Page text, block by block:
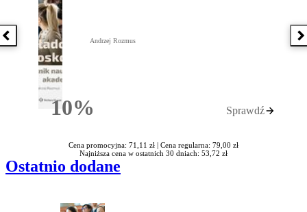
Poprzednia książka
10%Rabatu
Andrzej Rozmus
Sprawdź
Cena promocyjna: 71,11 zł | Cena regularna: 79,00 zł
Najniższa cena w ostatnich 30 dniach: 53,72 zł
Ostatnio dodane